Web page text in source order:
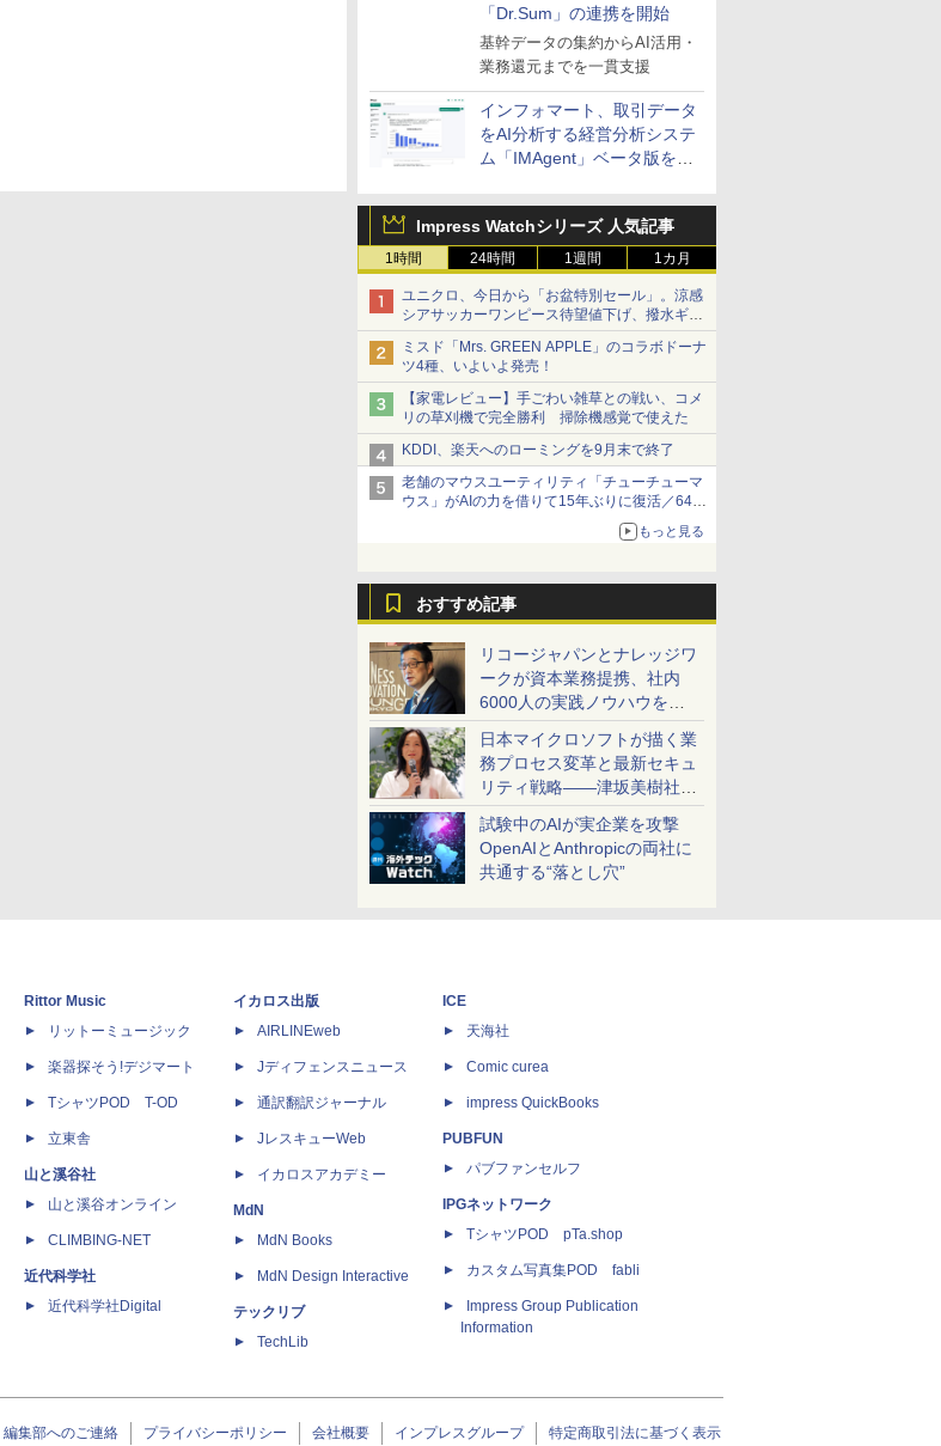
「Dr.Sum」の連携を開始
基幹データの集約からAI活用・
業務還元までを一貫支援
インフォマート、取引データ
をAI分析する経営分析システ
ム「IMAgent」ベータ版を提
Impress Watchシリーズ 人気記事
1時間 24時間 1週間 1カ月
ユニクロ、今日から「お盆特別セール」。涼感
シアサッカーワンピース待望値下げ、撥水ギア
ショーツは1990円に
ミスド「Mrs. GREEN APPLE」のコラボドーナ
ツ4種、いよいよ発売！
【家電レビュー】手ごわい雑草との戦い、コメ
リの草刈機で完全勝利 掃除機感覚で使えた
KDDI、楽天へのローミングを9月末で終了
老舗のマウスユーティリティ「チューチューマ
ウス」がAIの力を借りて15年ぶりに復活／64bit
化、Windows 10/11、「Chrome」も走り回
る。復活記念で2026年末まで500円
もっと見る
おすすめ記事
リコージャパンとナレッジワ
ークが資本業務提携、社内
6000人の実践ノウハウを生
かした「AI商談記録 for
RICOH」を展開へ
日本マイクロソフトが描く業
務プロセス変革と最新セキュ
リティ戦略――津坂美樹社長
が2027年度戦略を説明
試験中のAIが実企業を攻撃
OpenAIとAnthropicの両社に
共通する“落とし穴”
Rittor Music
リットーミュージック
楽器探そう!デジマート
TシャツPOD T-OD
立東舎
山と溪谷社
山と溪谷オンライン
CLIMBING-NET
近代科学社
近代科学社Digital
イカロス出版
AIRLINEweb
Jディフェンスニュース
通訳翻訳ジャーナル
JレスキューWeb
イカロスアカデミー
MdN
MdN Books
MdN Design Interactive
テックリブ
TechLib
ICE
天海社
Comic curea
impress QuickBooks
PUBFUN
パブファンセルフ
IPGネットワーク
TシャツPOD pTa.shop
カスタム写真集POD fabli
Impress Group Publication
Information
編集部へのご連絡 プライバシーポリシー 会社概要 インプレスグループ 特定商取引法に基づく表示